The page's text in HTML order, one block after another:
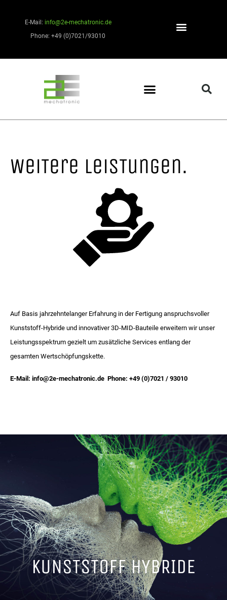
E-Mail: info@2e-mechatronic.de
Phone: +49 (0)7021/93010
WeiTere LeisTungen.
Auf Basis jahrzehntelanger Erfahrung in der Fertigung anspruchsvoller
Kunststoff-Hybride und innovativer 3D-MID-Bauteile erweitern wir unser
Leistungsspektrum gezielt um zusätzliche Services entlang der
gesamten Wertschöpfungskette.
E-Mail: info@2e-mechatronic.de Phone: +49 (0)7021 / 93010
KUNSTSTOFF HYBRIDE